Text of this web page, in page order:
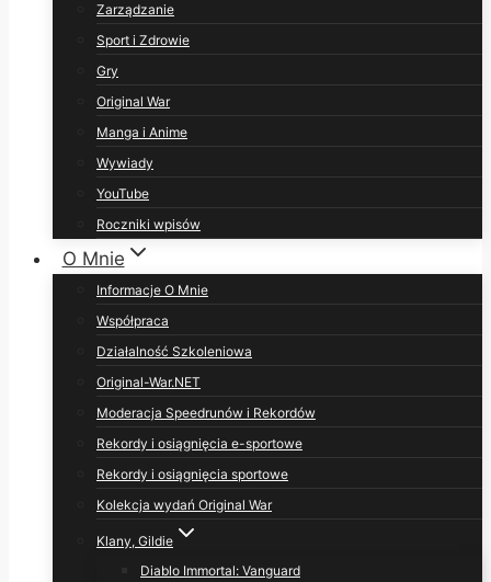
Zarządzanie
Sport i Zdrowie
Gry
Original War
Manga i Anime
Wywiady
YouTube
Roczniki wpisów
O Mnie
Informacje O Mnie
Współpraca
Działalność Szkoleniowa
Original-War.NET
Moderacja Speedrunów i Rekordów
Rekordy i osiągnięcia e-sportowe
Rekordy i osiągnięcia sportowe
Kolekcja wydań Original War
Klany, Gildie
Diablo Immortal: Vanguard